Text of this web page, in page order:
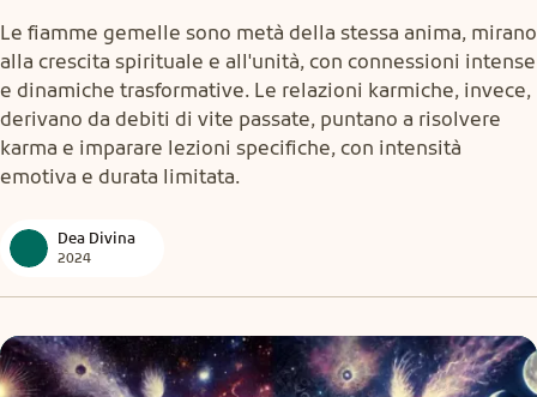
Le fiamme gemelle sono metà della stessa anima, mirano
alla crescita spirituale e all'unità, con connessioni intense
e dinamiche trasformative. Le relazioni karmiche, invece,
derivano da debiti di vite passate, puntano a risolvere
karma e imparare lezioni specifiche, con intensità
emotiva e durata limitata.
Dea Divina
2024